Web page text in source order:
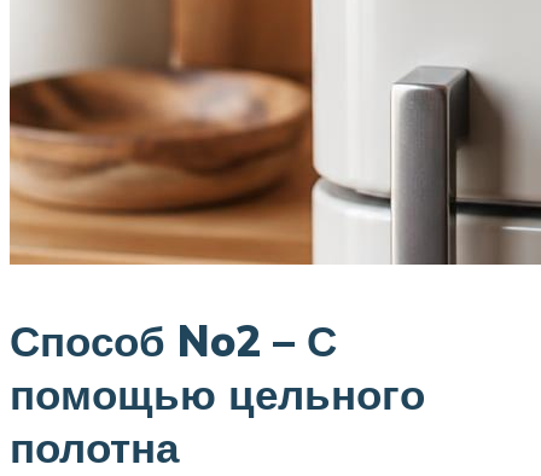
Способ No2 – С
помощью цельного
полотна